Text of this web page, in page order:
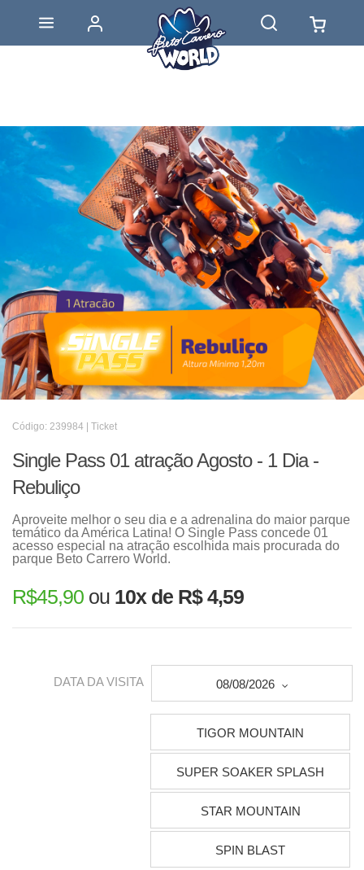
Código: 239984 | Ticket
Single Pass 01 atração Agosto - 1 Dia -
Rebuliço
Aproveite melhor o seu dia e a adrenalina do maior parque
temático da América Latina! O Single Pass concede 01
acesso especial na atração escolhida mais procurada do
parque Beto Carrero World.
R$45,90 ou 10x de R$ 4,59
DATA DA VISITA 08/08/2026
TIGOR MOUNTAIN
SUPER SOAKER SPLASH
STAR MOUNTAIN
SPIN BLAST